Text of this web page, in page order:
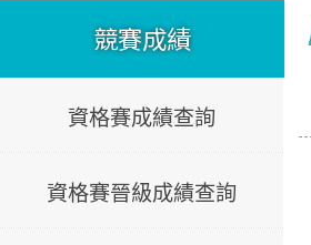
競賽成績
資格賽成績查詢
資格賽晉級成績查詢